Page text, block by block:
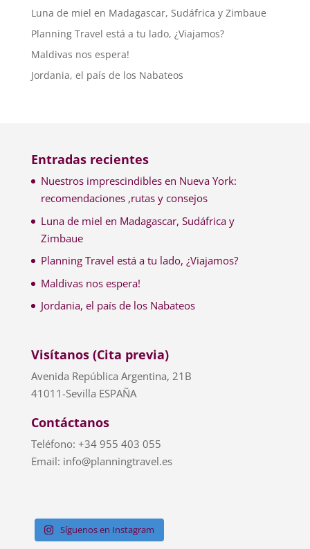
Luna de miel en Madagascar, Sudáfrica y Zimbaue
Planning Travel está a tu lado, ¿Viajamos?
Maldivas nos espera!
Jordania, el país de los Nabateos
Entradas recientes
Nuestros imprescindibles en Nueva York:
recomendaciones ,rutas y consejos
Luna de miel en Madagascar, Sudáfrica y
Zimbaue
Planning Travel está a tu lado, ¿Viajamos?
Maldivas nos espera!
Jordania, el país de los Nabateos
Visítanos (Cita previa)
Avenida República Argentina, 21B
41011-Sevilla ESPAÑA
Contáctanos
Teléfono: +34 955 403 055
Email: info@planningtravel.es
Síguenos en Instagram